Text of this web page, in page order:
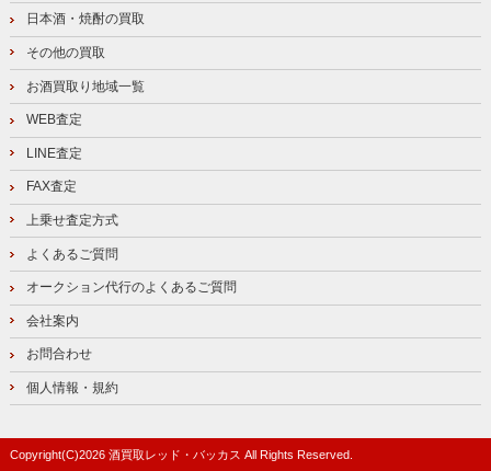
日本酒・焼酎の買取
その他の買取
お酒買取り地域一覧
WEB査定
LINE査定
FAX査定
上乗せ査定方式
よくあるご質問
オークション代行のよくあるご質問
会社案内
お問合わせ
個人情報・規約
Copyright(C)2026 酒買取レッド・バッカス All Rights Reserved.